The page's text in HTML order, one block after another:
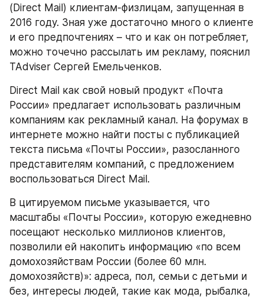
(Direct Mail) клиентам-физлицам, запущенная в
2016 году. Зная уже достаточно много о клиенте
и его предпочтениях – что и как он потребляет,
можно точечно рассылать им рекламу, пояснил
TAdviser Сергей Емельченков.
Direct Mail как свой новый продукт «Почта
России» предлагает использовать различным
компаниям как рекламный канал. На форумах в
интернете можно найти посты с публикацией
текста письма «Почты России», разосланного
представителям компаний, с предложением
воспользоваться Direct Mail.
В цитируемом письме указывается, что
масштабы «Почты России», которую ежедневно
посещают несколько миллионов клиентов,
позволили ей накопить информацию «по всем
домохозяйствам России (более 60 млн.
домохозяйств)»: адреса, пол, семьи с детьми и
без, интересы людей, такие как мода, рыбалка,